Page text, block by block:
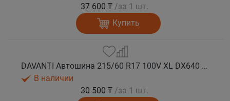
37 600 ₸ /за 1 шт.
Купить
DAVANTI Автошина 215/60 R17 100V XL DX640 лето
В наличии
30 500 ₸ /за 1 шт.